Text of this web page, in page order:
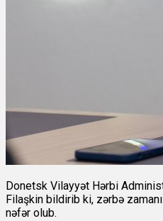
Donetsk Vilayyət Hərbi
Filaşkin bildirib ki, zərbə
nəfər olub.